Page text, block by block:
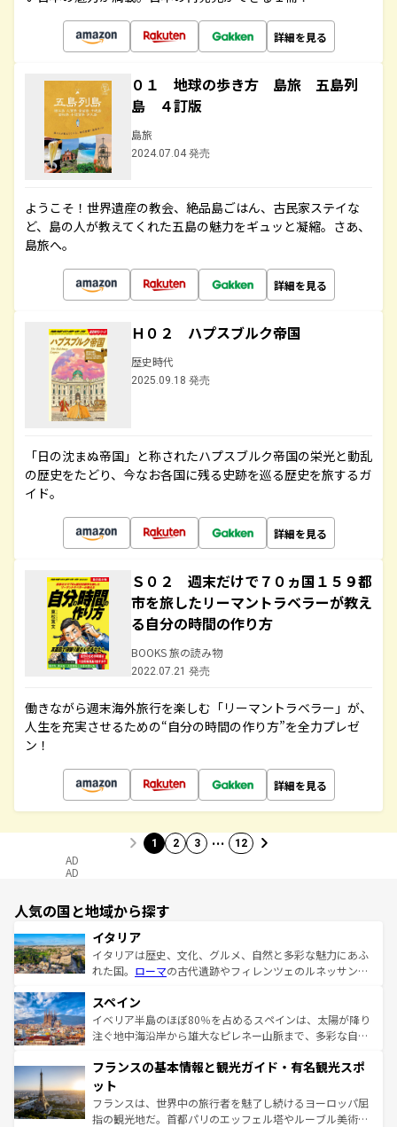
詳細を見る
０１ 地球の歩き方 島旅 五島列
島 ４訂版
島旅
2024.07.04 発売
ようこそ！世界遺産の教会、絶品島ごはん、古民家ステイな
ど、島の人が教えてくれた五島の魅力をギュッと凝縮。さあ、
島旅へ。
詳細を見る
Ｈ０２ ハプスブルク帝国
歴史時代
2025.09.18 発売
「日の沈まぬ帝国」と称されたハプスブルク帝国の栄光と動乱
の歴史をたどり、今なお各国に残る史跡を巡る歴史を旅するガ
イド。
詳細を見る
Ｓ０２ 週末だけで７０ヵ国１５９都
市を旅したリーマントラベラーが教え
る自分の時間の作り方
BOOKS 旅の読み物
2022.07.21 発売
働きながら週末海外旅行を楽しむ「リーマントラベラー」が、
人生を充実させるための“自分の時間の作り方”を全力プレゼ
ン！
詳細を見る
1 2 3 … 12
AD
AD
人気の国と地域から探す
イタリア
イタリアは歴史、文化、グルメ、自然と多彩な魅力にあふ
れた国。 ローマの古代遺跡やフィレンツェのルネッサンス
ろん、トスカーナの美しい田園風景やアマルフィ海岸の絶
景など、自然景観も見逃せない。観光の合間には、本場の
ピザやパスタなど、絶品のイタリア料理を堪能することも
ませてくれるイタリアで、忘れられない旅をしてみよう！
なお、新着のイタリア情報は
しい。
スペイン
イベリア半島のほぼ80％を占めるスペインは、太陽が降り
注ぐ地中海沿岸から雄大なピレネー山脈まで、多彩な自然
文化が根付くこの国では、情熱的なフラメンコ、熱気あふ
れる闘牛、そして美味しいタパスが生活の一部となってい
る。首都マドリードの洗練された雰囲気や、バルセロナの
アートに溢れた街角から、地方では古代ローマ遺跡や中世
フランスの基本情報と観光ガイド・有名観光スポ
ット
フランスは、世界中の旅行者を魅了し続けるヨーロッパ屈
指の観光地だ。首都パリのエッフェル塔やルーブル美術館